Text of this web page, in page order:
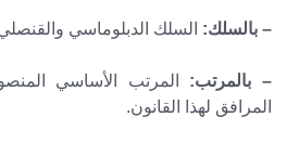
– بالسلك: السلك الدبلوماسي
– بالمرتب: المرتب الأساسي
المرافق لهذا القانون.